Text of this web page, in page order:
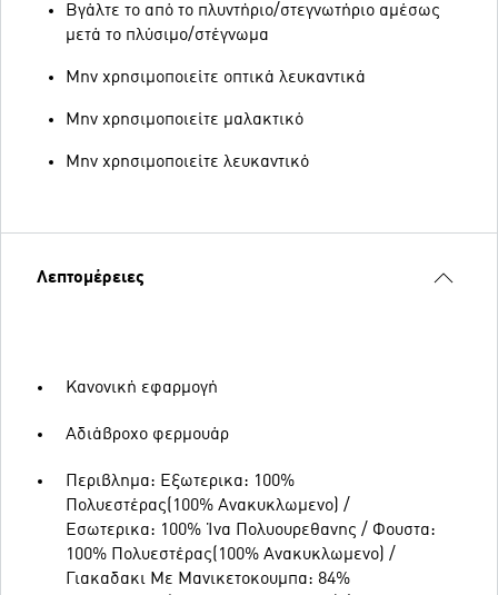
Βγάλτε το από το πλυντήριο/στεγνωτήριο αμέσως
μετά το πλύσιμο/στέγνωμα
Μην χρησιμοποιείτε οπτικά λευκαντικά
Μην χρησιμοποιείτε μαλακτικό
Μην χρησιμοποιείτε λευκαντικό
Λεπτομέρειες
Κανονική εφαρμογή
Αδιάβροχο φερμουάρ
Περιβλημα: Εξωτερικα: 100%
Πολυεστέρας(100% Ανακυκλωμενο) /
Εσωτερικα: 100% Ίνα Πολυουρεθανης / Φουστα:
100% Πολυεστέρας(100% Ανακυκλωμενο) /
Γιακαδακι Με Μανικετοκουμπα: 84%